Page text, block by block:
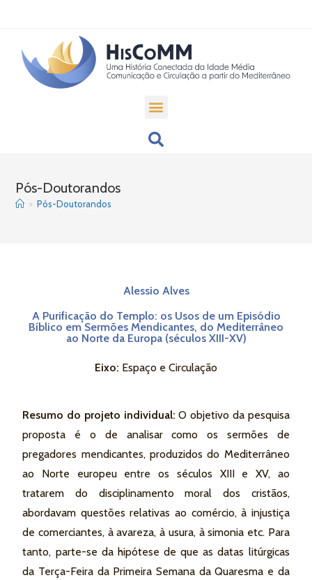
Pós-Doutorandos
> Pós-Doutorandos
Alessio Alves
A Purificação do Templo: os Usos de um Episódio
Bíblico em Sermões Mendicantes, do Mediterrâneo
ao Norte da Europa (séculos XIII-XV)
Eixo: Espaço e Circulação
Resumo do projeto individual: O objetivo da pesquisa
proposta é o de analisar como os sermões de
pregadores mendicantes, produzidos do Mediterrâneo
ao Norte europeu entre os séculos XIII e XV, ao
tratarem do disciplinamento moral dos cristãos,
abordavam questões relativas ao comércio, à injustiça
de comerciantes, à avareza, à usura, à simonia etc. Para
tanto, parte-se da hipótese de que as datas litúrgicas
da Terça-Feira da Primeira Semana da Quaresma e da